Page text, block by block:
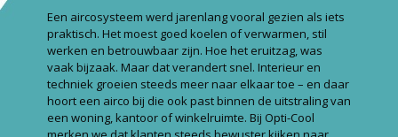
Een aircosysteem werd jarenlang vooral gezien als iets
praktisch. Het moest goed koelen of verwarmen, stil
werken en betrouwbaar zijn. Hoe het eruitzag, was
vaak bijzaak. Maar dat verandert snel. Interieur en
techniek groeien steeds meer naar elkaar toe – en daar
hoort een airco bij die ook past binnen de uitstraling van
een woning, kantoor of winkelruimte. Bij Opti-Cool